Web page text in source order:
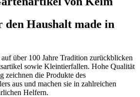
den Haushalt made in
über 100 Jahre Tradition zurückblicken
sowie Kleintierfallen. Hohe Qualität
zeichnen die Produkte des
aus und machen sie in zahlreichen
Helfern.